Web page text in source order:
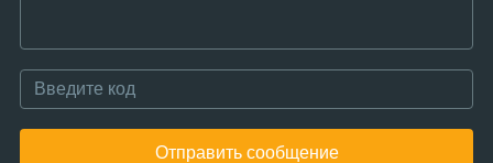
Отправить сообщение